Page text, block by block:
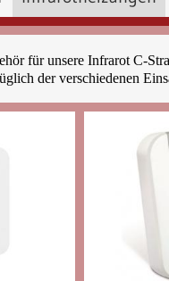
für unsere Infrarot C-
der verschiedenen